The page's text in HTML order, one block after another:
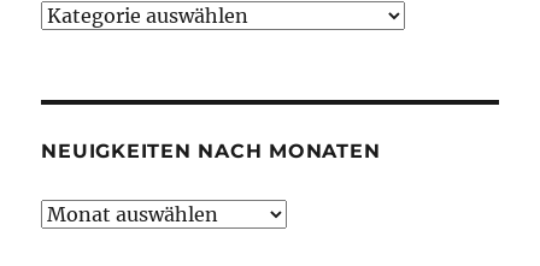
Neuigkeiten
NEUIGKEITEN NACH MONATEN
Neuigkeiten